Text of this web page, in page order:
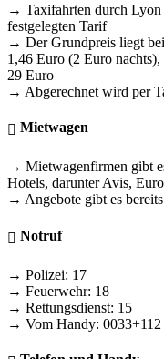
→ Taxifahrten durch Lyon
festgelegten Tarif
→ Der Grundpreis liegt
1,46 Euro (2 Euro
29 Euro
→ Abgerechnet wird per
Mietwagen
→ Mietwagenfirmen gibt
Hotels, darunter Avis,
→ Angebote gibt es
Notruf
→ Polizei: 17
→ Feuerwehr: 18
→ Rettungsdienst: 15
→ Vom Handy: 0033+112